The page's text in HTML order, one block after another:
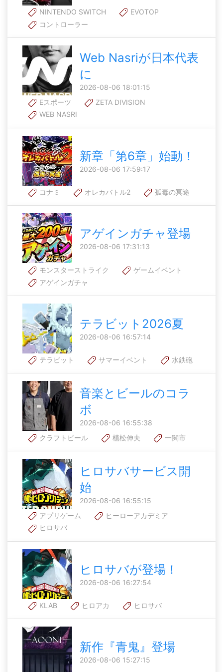
NINTENDO SWITCH
EVOTOP
コントローラー
Web Nasriが日本代表
に
2026-08-06 18:01:15
Eスポーツ
ZETA DIVISION
WEB NASRI
新章「第6章」始動！
2026-08-06 17:59:17
コナミ オレカバトル2 孤毒の冥途
アゲインガチャ登場
2026-08-06 17:31:13
モンスターストライク
ゲームイベント
アゲインガチャ
テラビット2026夏
2026-08-06 16:57:14
テラビット サマーイベント 水鉄砲
音楽とビールのコラ
ボ
2026-08-06 16:55:38
クラフトビール
植松伸夫 一関市
ヒロサバサービス開
始
2026-08-06 16:55:15
アプリゲーム
ヒーローアカデミア
ヒロサバ
ヒロサバが登場！
2026-08-06 16:27:54
KLAB ヒロアカ ヒロサバ
新作『青鬼』登場
2026-08-06 15:27:15